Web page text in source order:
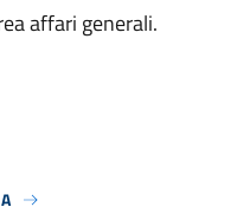
affari generali.